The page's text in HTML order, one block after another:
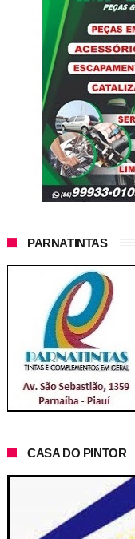
PARNATINTAS
CASA DO PINTOR